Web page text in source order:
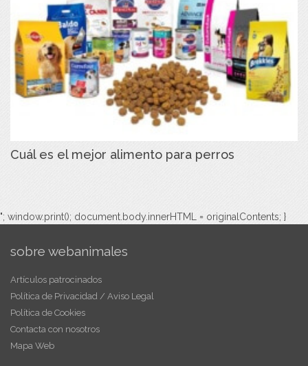
Cuál es el mejor alimento para perros
"; window.print(); document.body.innerHTML = originalContents; }
sobre webanimales
Artículos patrocinados
Política de Privacidad / Aviso Legal
Política de Cookies
Contacta con nosotros
Mapa Web